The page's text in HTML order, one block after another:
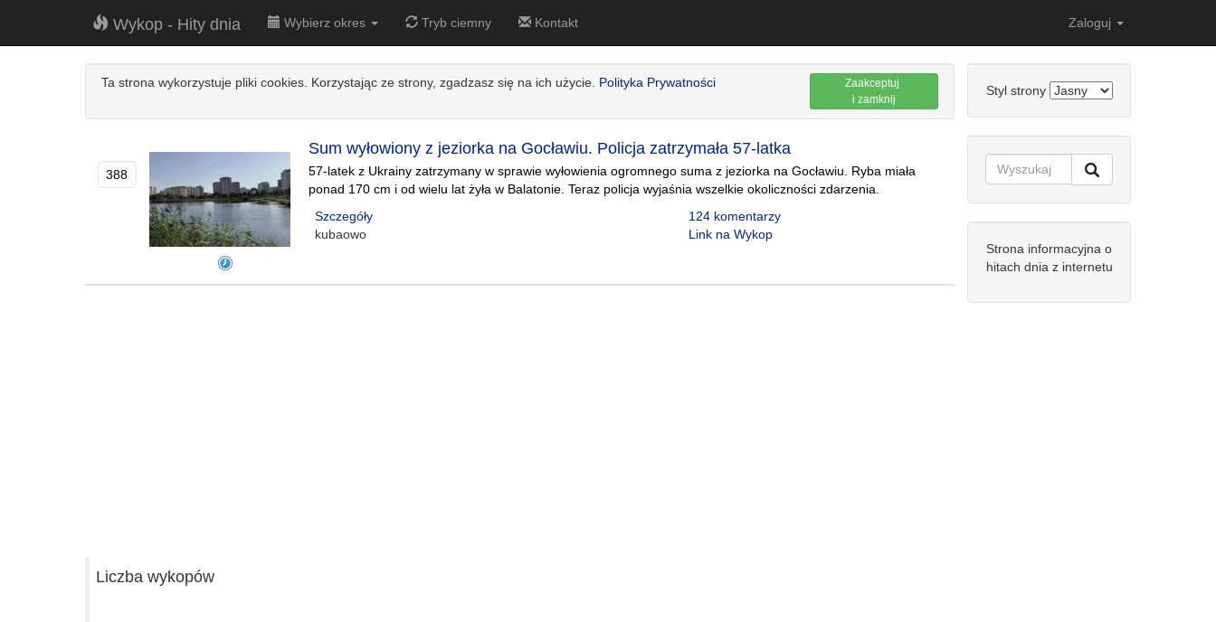
Wykop - Hity dnia Wybierz okres Tryb ciemny Kontakt Zaloguj
Ta strona wykorzystuje pliki cookies. Korzystając ze strony, zgadzasz się na ich użycie. Polityka Prywatności
Zaakceptuj
i zamknij
388
Sum wyłowiony z jeziorka na Gocławiu. Policja zatrzymała 57-latka
57-latek z Ukrainy zatrzymany w sprawie wyłowienia ogromnego suma z jeziorka na Gocławiu. Ryba miała
ponad 170 cm i od wielu lat żyła w Balatonie. Teraz policja wyjaśnia wszelkie okoliczności zdarzenia.
Szczegóły
kubaowo
124 komentarzy
Link na Wykop
Liczba wykopów
Styl strony
Strona informacyjna o
hitach dnia z internetu